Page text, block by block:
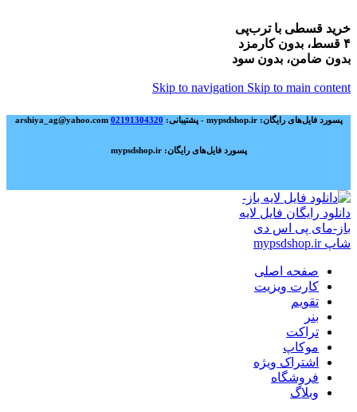
خرید قسطی با ترب‌پی
۴ قسط، بدون کارمزد
بدون ضامن، بدون سود
Skip to navigation Skip to main content
پسورد فایل‌های رایگان: mypsdshop.ir - پشتیبانی: arshiya_ag@yahoo.com 02191304320
پسورد فایل‌های رایگان: mypsdshop.ir
صفحه اصلی
کارت ویزیت
تقویم
بنر
تراکت
موکاپ
اشتراک ویژه
فروشگاه
وبلاگ